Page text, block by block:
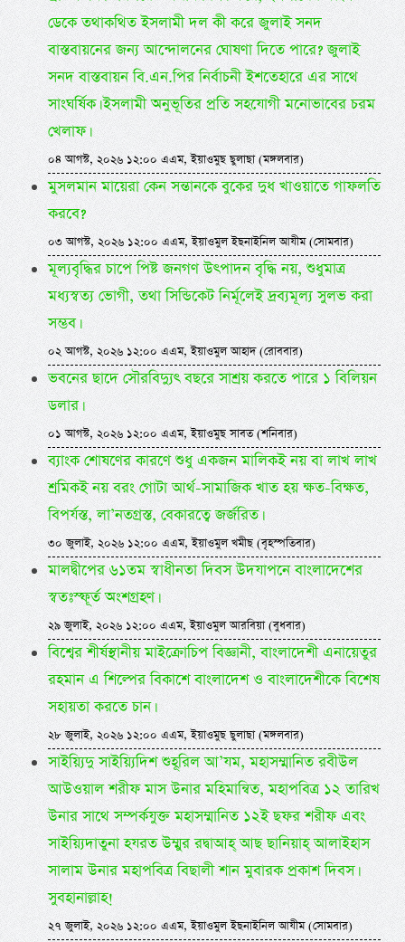
ডেকে তথাকথিত ইসলামী দল কী করে জুলাই সনদ
বাস্তবায়নের জন্য আন্দোলনের ঘোষণা দিতে পারে? জুলাই
সনদ বাস্তবায়ন বি.এন.পির নির্বাচনী ইশতেহারে এর সাথে
সাংঘর্ষিক। ইসলামী অনুভূতির প্রতি সহযোগী মনোভাবের চরম
খেলাফ।
০৪ আগস্ট, ২০২৬ ১২:০০ এএম, ইয়াওমুছ ছুলাছা (মঙ্গলবার)
মুসলমান মায়েরা কেন সন্তানকে বুকের দুধ খাওয়াতে গাফলতি
করবে?
০৩ আগস্ট, ২০২৬ ১২:০০ এএম, ইয়াওমুল ইছনাইনিল আযীম (সোমবার)
মূল্যবৃদ্ধির চাপে পিষ্ট জনগণ উৎপাদন বৃদ্ধি নয়, শুধুমাত্র
মধ্যস্বত্য ভোগী, তথা সিন্ডিকেট নির্মূলেই দ্রব্যমূল্য সুলভ করা
সম্ভব।
০২ আগস্ট, ২০২৬ ১২:০০ এএম, ইয়াওমুল আহাদ (রোববার)
ভবনের ছাদে সৌরবিদ্যুৎ বছরে সাশ্রয় করতে পারে ১ বিলিয়ন
ডলার।
০১ আগস্ট, ২০২৬ ১২:০০ এএম, ইয়াওমুছ সাবত (শনিবার)
ব্যাংক শোষণের কারণে শুধু একজন মালিকই নয় বা লাখ লাখ
শ্রমিকই নয় বরং গোটা আর্থ-সামাজিক খাত হয় ক্ষত-বিক্ষত,
বিপর্যস্ত, লা’নতগ্রস্ত, বেকারত্বে জর্জরিত।
৩০ জুলাই, ২০২৬ ১২:০০ এএম, ইয়াওমুল খমীছ (বৃহস্পতিবার)
মালদ্বীপের ৬১তম স্বাধীনতা দিবস উদযাপনে বাংলাদেশের
স্বতঃস্ফূর্ত অংশগ্রহণ।
২৯ জুলাই, ২০২৬ ১২:০০ এএম, ইয়াওমুল আরবিয়া (বুধবার)
বিশ্বের শীর্ষস্থানীয় মাইক্রোচিপ বিজ্ঞানী, বাংলাদেশী এনায়েতুর
রহমান এ শিল্পের বিকাশে বাংলাদেশ ও বাংলাদেশীকে বিশেষ
সহায়তা করতে চান।
২৮ জুলাই, ২০২৬ ১২:০০ এএম, ইয়াওমুছ ছুলাছা (মঙ্গলবার)
সাইয়্যিদু সাইয়্যিদিশ শুহূরিল আ’যম, মহাসম্মানিত রবীউল
আউওয়াল শরীফ মাস উনার মহিমান্বিত, মহাপবিত্র ১২ তারিখ
উনার সাথে সম্পর্কযুক্ত মহাসম্মানিত ১২ই ছফর শরীফ এবং
সাইয়্যিদাতুনা হযরত উম্মুর রদ্বাআহ্ আছ ছানিয়াহ্ আলাইহাস
সালাম উনার মহাপবিত্র বিছালী শান মুবারক প্রকাশ দিবস।
সুবহানাল্লাহ!
২৭ জুলাই, ২০২৬ ১২:০০ এএম, ইয়াওমুল ইছনাইনিল আযীম (সোমবার)